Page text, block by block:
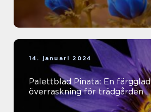
14. januari 2024
Palettblad Pinata: En färgglad
överraskning för trädgården